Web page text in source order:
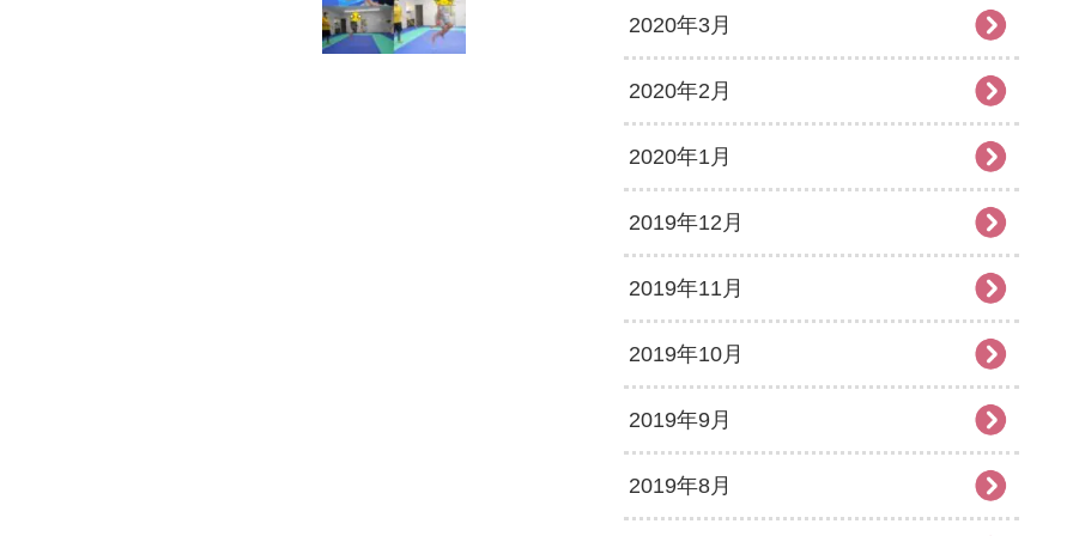
2020年3月
2020年2月
2020年1月
2019年12月
2019年11月
2019年10月
2019年9月
2019年8月